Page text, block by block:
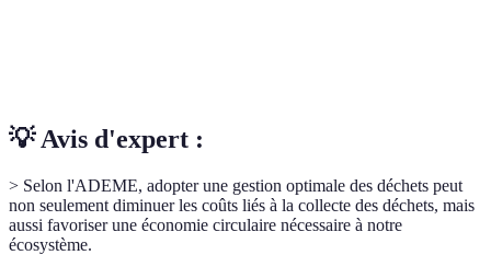
💡 Avis d'expert :
> Selon l'ADEME, adopter une gestion optimale des déchets peut
non seulement diminuer les coûts liés à la collecte des déchets, mais
aussi favoriser une économie circulaire nécessaire à notre
écosystème.